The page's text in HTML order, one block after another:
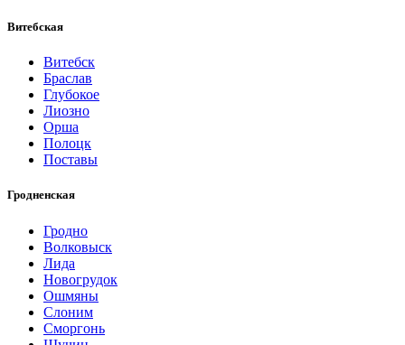
Витебская
Витебск
Браслав
Глубокое
Лиозно
Орша
Полоцк
Поставы
Гродненская
Гродно
Волковыск
Лида
Новогрудок
Ошмяны
Слоним
Сморгонь